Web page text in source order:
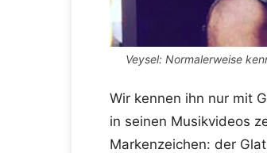
Veysel: Normalerweise
Wir kennen ihn nur mit
in seinen Musikvideos
Markenzeichen: der